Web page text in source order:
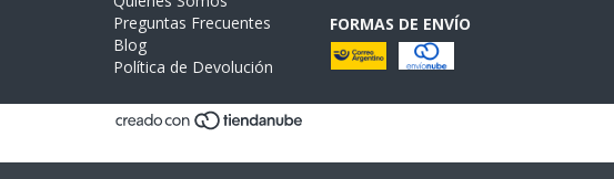
Preguntas Frecuentes
Blog
Política de Devolución
FORMAS DE ENVÍO